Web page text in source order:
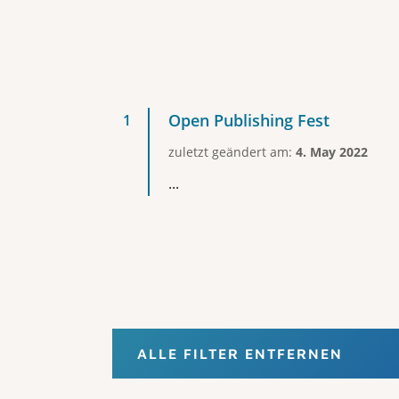
Open Publishing Fest
zuletzt geändert am: 4. May 2022
...
ALLE FILTER ENTFERNEN